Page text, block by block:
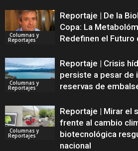
Columnas y
Reportajes
Reportaje | De la
Copa: La
Redefinen el Futuro
Columnas y
Reportajes
Reportaje | Crisis
persiste a pesar de
reservas de
Columnas y
Reportajes
Reportaje | Mirar el
frente al cambio
biotecnológica
nacional